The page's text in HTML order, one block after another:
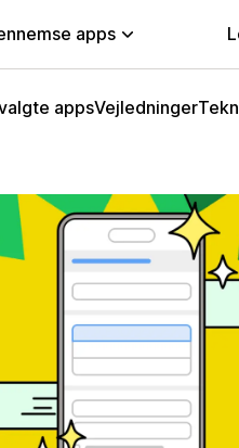
apps
appsVejledninger